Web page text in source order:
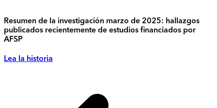
Resumen de la investigación marzo de 2025: hallazgos
publicados recientemente de estudios financiados por
AFSP
Lea la historia